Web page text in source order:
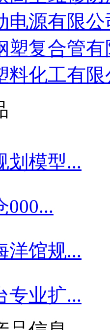
高空维修
电源有限公
塑复合管
料化工有限
划模型...
000...
洋馆规...
专业扩...